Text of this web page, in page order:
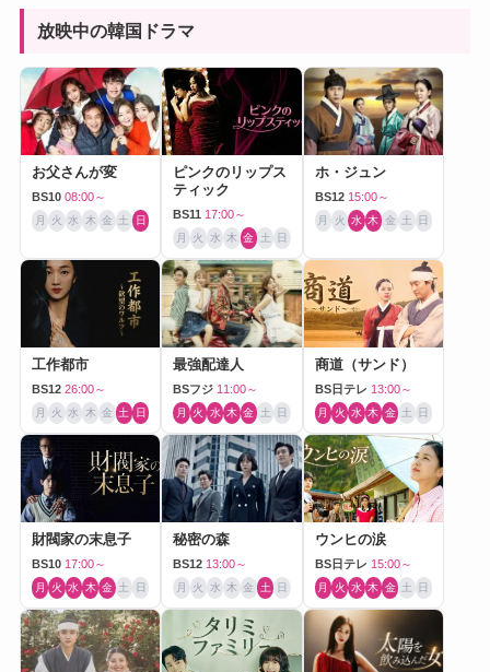
放映中の韓国ドラマ
お父さんが変
BS10 08:00～
月 火 水 木 金 土 日
ピンクのリップス
ティック
BS11 17:00～
月 火 水 木 金 土 日
ホ・ジュン
BS12 15:00～
月 火 水 木 金 土 日
工作都市
BS12 26:00～
月 火 水 木 金 土 日
最強配達人
BSフジ 11:00～
月 火 水 木 金 土 日
商道（サンド）
BS日テレ 13:00～
月 火 水 木 金 土 日
財閥家の末息子
BS10 17:00～
月 火 水 木 金 土 日
秘密の森
BS12 13:00～
月 火 水 木 金 土 日
ウンヒの涙
BS日テレ 15:00～
月 火 水 木 金 土 日